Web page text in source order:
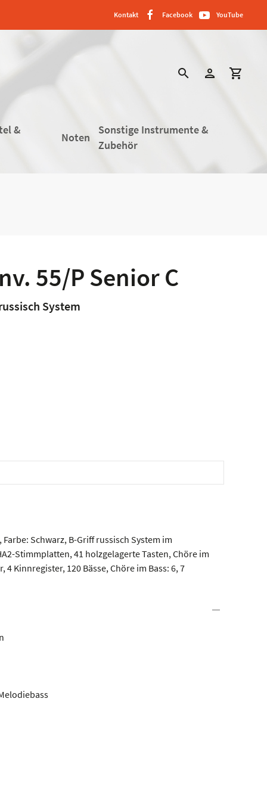
Kontakt Facebook YouTube
search person shopping_cart
&
Noten
Sonstige Instrumente &
Zubehör
55/P Senior C
System
Schwarz, B-Griff russisch System im
Stimmplatten, 41 holzgelagerte Tasten, Chöre im
4 Kinnregister, 120 Bässe, Chöre im Bass: 6, 7